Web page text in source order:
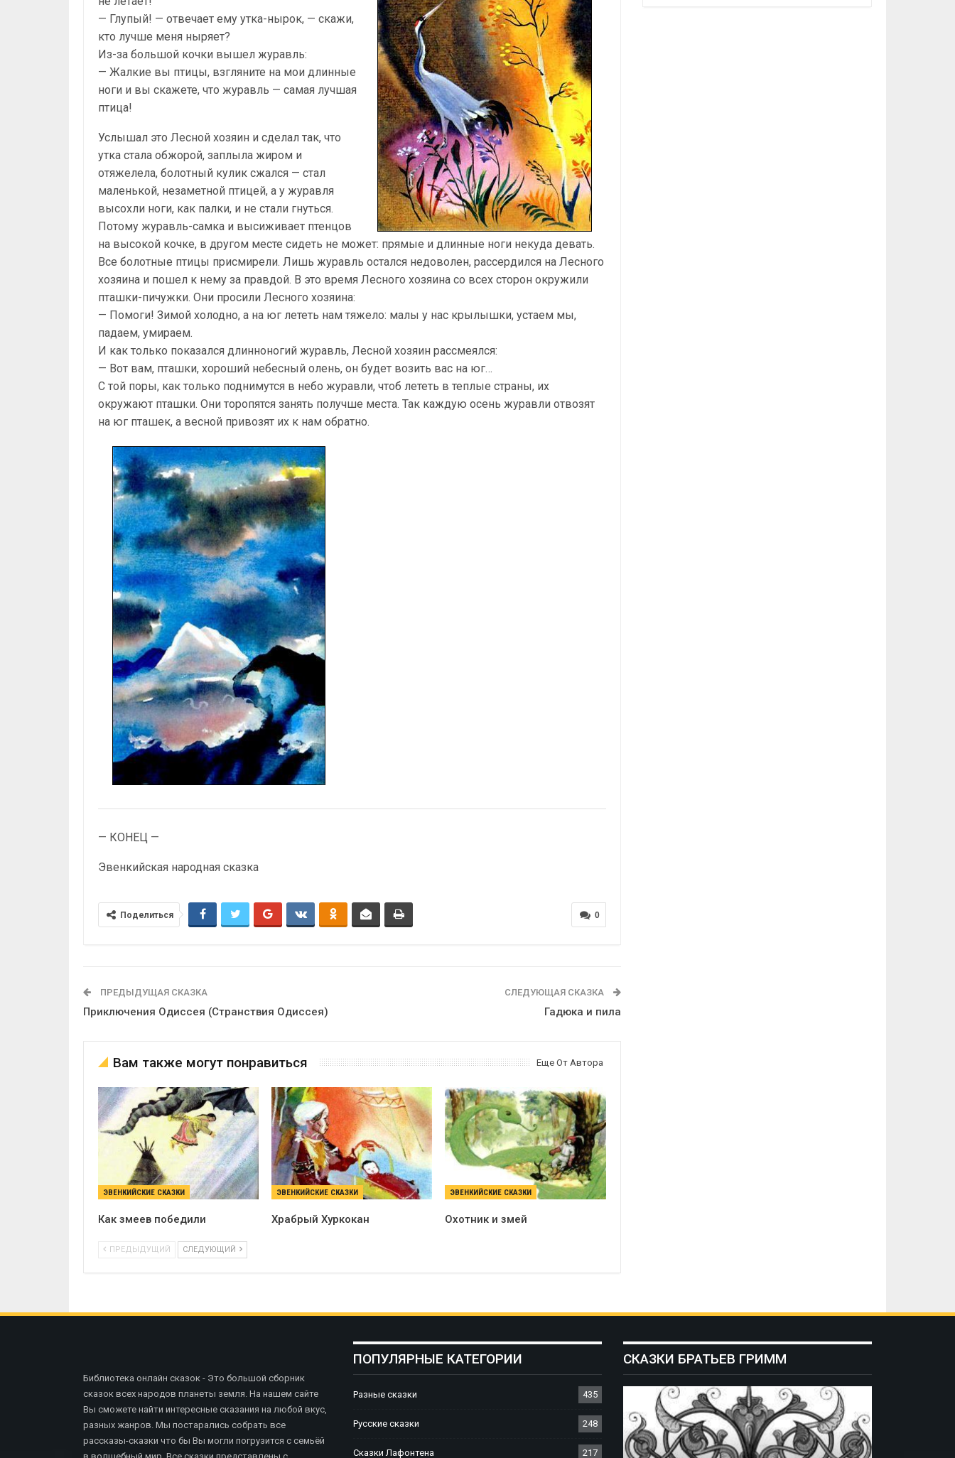
— Глупый! — отвечает ему утка-нырок, — скажи,
кто лучше меня ныряет?
Из-за большой кочки вышел журавль:
— Жалкие вы птицы, взгляните на мои длинные
ноги и вы скажете, что журавль — самая лучшая
птица!
Услышал это Лесной хозяин и сделал так, что
утка стала обжорой, заплыла жиром и
отяжелела, болотный кулик сжался — стал
маленькой, незаметной птицей, а у журавля
высохли ноги, как палки, и не стали гнуться.
Потому журавль-самка и высиживает птенцов
на высокой кочке, в другом месте сидеть не может: прямые и длинные ноги некуда девать.
Все болотные птицы присмирели. Лишь журавль остался недоволен, рассердился на Лесного
хозяина и пошел к нему за правдой. В это время Лесного хозяина со всех сторон окружили
пташки-пичужки. Они просили Лесного хозяина:
— Помоги! Зимой холодно, а на юг лететь нам тяжело: малы у нас крылышки, устаем мы,
падаем, умираем.
И как только показался длинноногий журавль, Лесной хозяин рассмеялся:
— Вот вам, пташки, хороший небесный олень, он будет возить вас на юг…
С той поры, как только поднимутся в небо журавли, чтоб лететь в теплые страны, их
окружают пташки. Они торопятся занять получше места. Так каждую осень журавли отвозят
на юг пташек, а весной привозят их к нам обратно.
— КОНЕЦ —
Эвенкийская народная сказка
0
Поделиться
ПРЕДЫДУЩАЯ СКАЗКА
Приключения Одиссея (Странствия Одиссея)
СЛЕДУЮЩАЯ СКАЗКА
Гадюка и пила
Вам также могут понравиться Еще От Автора
ЭВЕНКИЙСКИЕ СКАЗКИ
Как змеев победили
ЭВЕНКИЙСКИЕ СКАЗКИ
Храбрый Хуркокан
ЭВЕНКИЙСКИЕ СКАЗКИ
Охотник и змей
ПРЕДЫДУЩИЙ СЛЕДУЮЩИЙ
Библиотека онлайн сказок - Это большой сборник
сказок всех народов планеты земля. На нашем сайте
Вы сможете найти интересные сказания на любой вкус,
разных жанров. Мы постарались собрать все
рассказы-сказки что бы Вы могли погрузится с семьёй
ПОПУЛЯРНЫЕ КАТЕГОРИИ
Разные сказки 435
Русские сказки 248
Сказки Лафонтена 217
СКАЗКИ БРАТЬЕВ ГРИММ